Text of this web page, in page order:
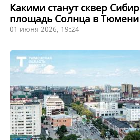
Какими станут сквер
площадь Солнца в Тюмени
01 июня 2026, 19:24